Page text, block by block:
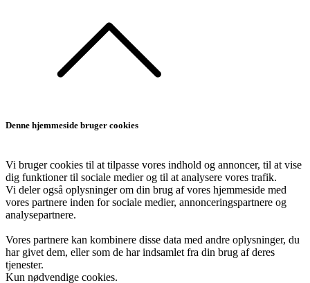
Denne hjemmeside bruger cookies
Vi bruger cookies til at tilpasse vores indhold og annoncer, til at vise
dig funktioner til sociale medier og til at analysere vores trafik.
Vi deler også oplysninger om din brug af vores hjemmeside med
vores partnere inden for sociale medier, annonceringspartnere og
analysepartnere.
Vores partnere kan kombinere disse data med andre oplysninger, du
har givet dem, eller som de har indsamlet fra din brug af deres
tjenester.
Kun nødvendige cookies.